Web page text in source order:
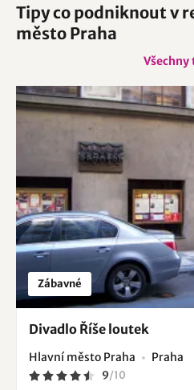
Tipy co podniknout v
město Praha
Všechny
Zábavné
Divadlo Říše loutek
Hlavní město Praha Praha
9/10